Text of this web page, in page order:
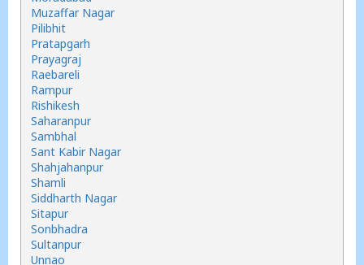
Muzaffar Nagar
Pilibhit
Pratapgarh
Prayagraj
Raebareli
Rampur
Rishikesh
Saharanpur
Sambhal
Sant Kabir Nagar
Shahjahanpur
Shamli
Siddharth Nagar
Sitapur
Sonbhadra
Sultanpur
Unnao